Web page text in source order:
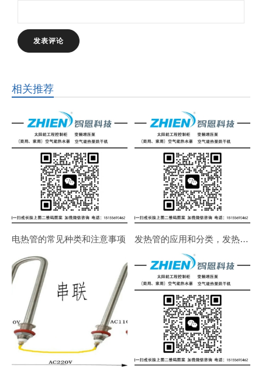
相关推荐
电热管的常见种类和注意事项 发热管的应用和分类，发热管使用的材料